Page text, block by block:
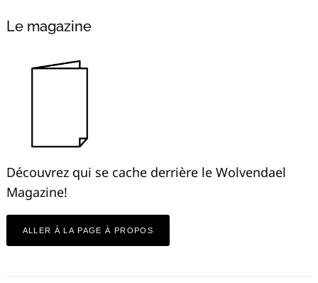
Le magazine
Découvrez qui se cache derrière le Wolvendael
Magazine!
ALLER À LA PAGE À PROPOS